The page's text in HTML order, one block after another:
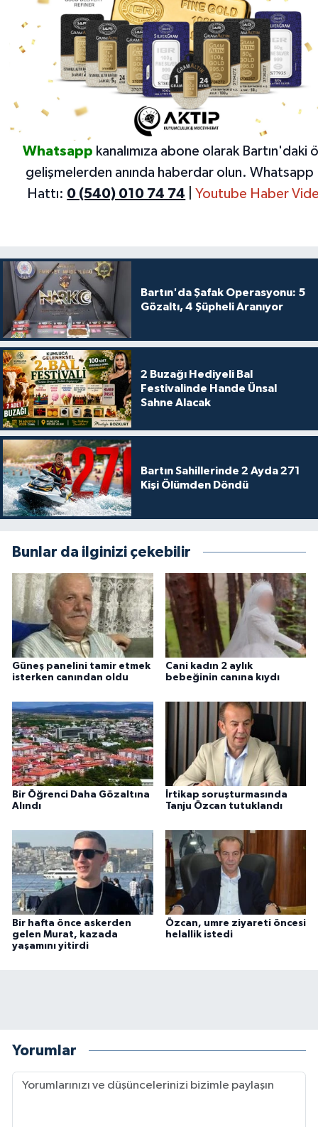
Whatsapp kanalımıza abone olarak Bartın'daki
gelişmelerden anında haberdar olun. Whatsapp
Hattı: 0 (540) 010 74 74 Youtube Haber
Bartın'da Şafak Operasyonu: 5
Gözaltı, 4 Şüpheli Aranıyor
2 Buzağı Hediyeli Bal
Festivalinde Hande Ünsal
Sahne Alacak
Bartın Sahillerinde 2 Ayda 271
Kişi Ölümden Döndü
Bunlar da ilginizi çekebilir
Güneş panelini tamir etmek
isterken canından oldu
Cani kadın 2 aylık
bebeğinin canına kıydı
Bir Öğrenci Daha Gözaltına
Alındı
İrtikap soruşturmasında
Tanju Özcan tutuklandı
Bir hafta önce askerden
gelen Murat, kazada
yaşamını yitirdi
Özcan, umre ziyareti öncesi
helallik istedi
Yorumlar